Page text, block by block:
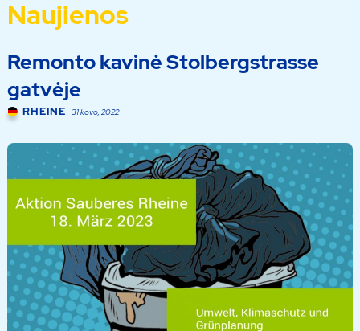
Naujienos
Remonto kavinė Stolbergstrasse
gatvėje
RHEINE 31 kovo, 2022